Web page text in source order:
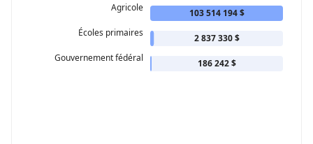
Agricole
103 514 194 $
Écoles primaires
2 837 330 $
Gouvernement fédéral
186 242 $